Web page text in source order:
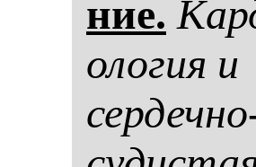
ние.
оло­гия и